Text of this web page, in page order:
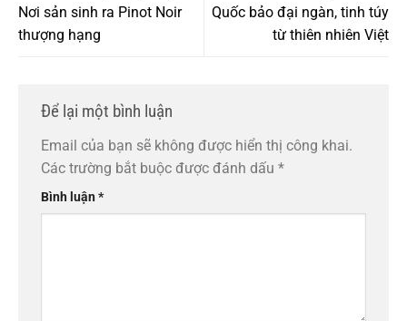
Nơi sản sinh ra Pinot Noir
thượng hạng
Quốc bảo đại ngàn, tinh túy
từ thiên nhiên Việt
Để lại một bình luận
Email của bạn sẽ không được hiển thị công khai.
Các trường bắt buộc được đánh dấu *
Bình luận*